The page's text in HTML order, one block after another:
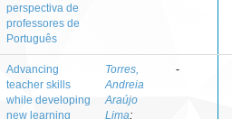
perspectiva de
professores de
Português
Advancing
teacher skills
while developing
new learning
Torres,
Andreia
Araújo
Lima;
-